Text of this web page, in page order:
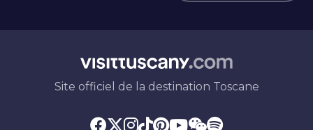
Site officiel de la destination Toscane